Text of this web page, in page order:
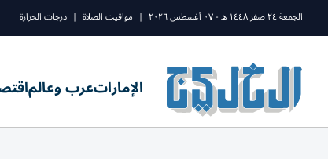
الجمعة ٢٤ صفر ١٤٤٨ ه - ٠٧ أغسطس ٢٠٢٦ | مواقيت الصلاة | درجات الحرارة
الإماراتعرب وعالم